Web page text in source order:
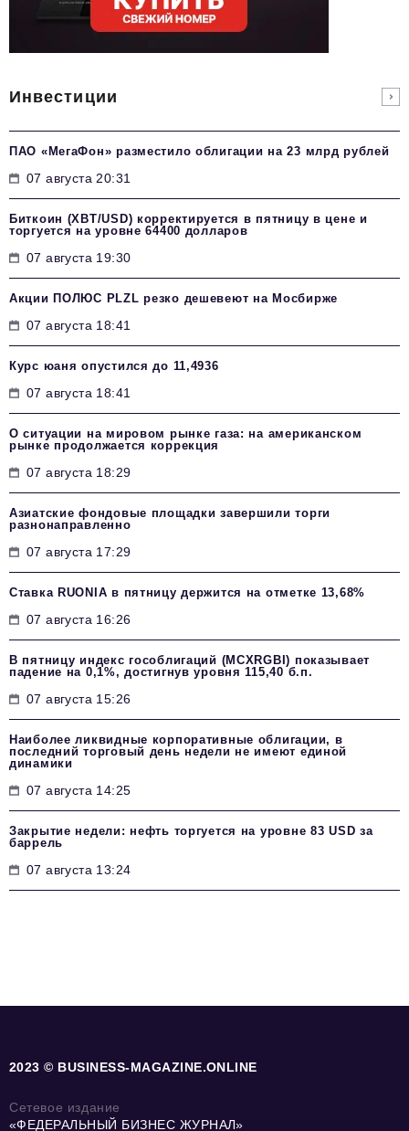
Инвестиции
ПАО «МегаФон» разместило облигации на 23 млрд рублей
07 августа 20:31
Биткоин (XBT/USD) корректируется в пятницу в цене и
торгуется на уровне 64400 долларов
07 августа 19:30
Акции ПОЛЮС PLZL резко дешевеют на Мосбирже
07 августа 18:41
Курс юаня опустился до 11,4936
07 августа 18:41
О ситуации на мировом рынке газа: на американском
рынке продолжается коррекция
07 августа 18:29
Азиатские фондовые площадки завершили торги
разнонаправленно
07 августа 17:29
Ставка RUONIA в пятницу держится на отметке 13,68%
07 августа 16:26
В пятницу индекс гособлигаций (MCXRGBI) показывает
падение на 0,1%, достигнув уровня 115,40 б.п.
07 августа 15:26
Наиболее ликвидные корпоративные облигации, в
последний торговый день недели не имеют единой
динамики
07 августа 14:25
Закрытие недели: нефть торгуется на уровне 83 USD за
баррель
07 августа 13:24
2023 © BUSINESS-MAGAZINE.ONLINE
Сетевое издание
«ФЕДЕРАЛЬНЫЙ БИЗНЕС ЖУРНАЛ»